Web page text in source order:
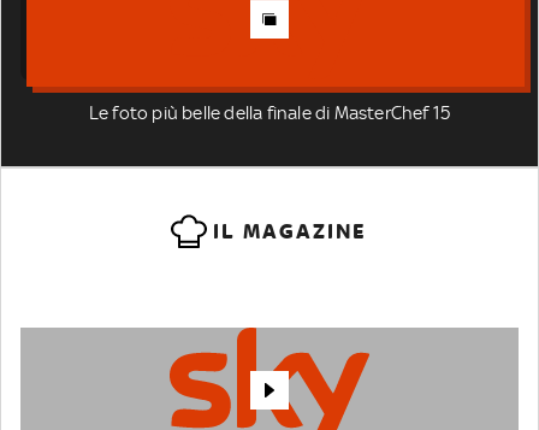
Le foto più belle della finale di MasterChef 15
IL MAGAZINE